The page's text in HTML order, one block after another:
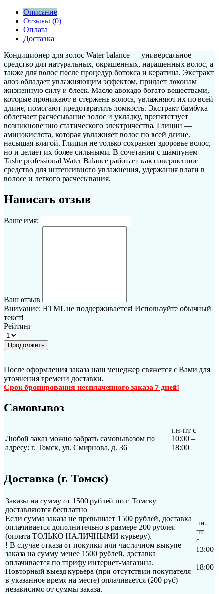
Описание
Отзывы (0)
Оплата
Доставка
Кондиционер для волос Water balance — универсальное
средство для натуральных, окрашенных, наращенных волос, а
также для волос после процедур ботокса и кератина. Экстракт
алоэ обладает увлажняющим эффектом, придает локонам
жизненную силу и блеск. Масло авокадо богато веществами,
которые проникают в стержень волоса, увлажняют их по всей
длине, помогают предотвратить ломкость. Экстракт бамбука
облегчает расчесывание волос и укладку, препятствует
возникновению статического электричества. Глицин —
аминокислота, которая увлажняет волос по всей длине,
насыщая влагой. Глицин не только сохраняет здоровье волос,
но и делает их более сильными. В сочетании с шампунем
Tashe professional Water Balance работает как совершенное
средство для интенсивного увлажнения, удержания влаги в
волосе и легкого расчесывания.
Написать отзыв
Ваше имя:
Ваш отзыв
Внимание: HTML не поддерживается! Используйте обычный
текст!
Рейтинг
Продолжить
После оформления заказа наш менеджер свяжется с Вами для
уточнения времени доставки.
Срок бронирования неоплаченного заказа 7 дней!
Самовывоз
Любой заказ можно забрать самовывозом по
адресу: г. Томск, ул. Смирнова, д. 36
пн-пт с
10:00 –
18:00
Доставка (г. Томск)
Заказы на сумму от 1500 рублей по г. Томску
доставляются бесплатно.
Если сумма заказа не превышает 1500 рублей, доставка
оплачивается дополнительно в размере 200 рублей
(оплата ТОЛЬКО НАЛИЧНЫМИ курьеру).
! В случае отказа от покупки или частичном выкупе
заказа на сумму менее 1500 рублей, доставка
оплачивается по тарифу интернет-магазина.
Повторный выезд курьера (при отсутствии покупателя
в указанное время на месте) оплачивается (200 руб)
независимо от суммы заказа.
пн-
пт
с
13:00
–
18:00